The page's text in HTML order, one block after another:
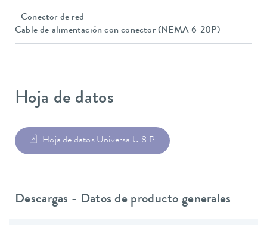
Conector de red
Cable de alimentación con conector (NEMA 6-20P)
Hoja de datos
Hoja de datos Universa U 8 P
Descargas - Datos de producto generales